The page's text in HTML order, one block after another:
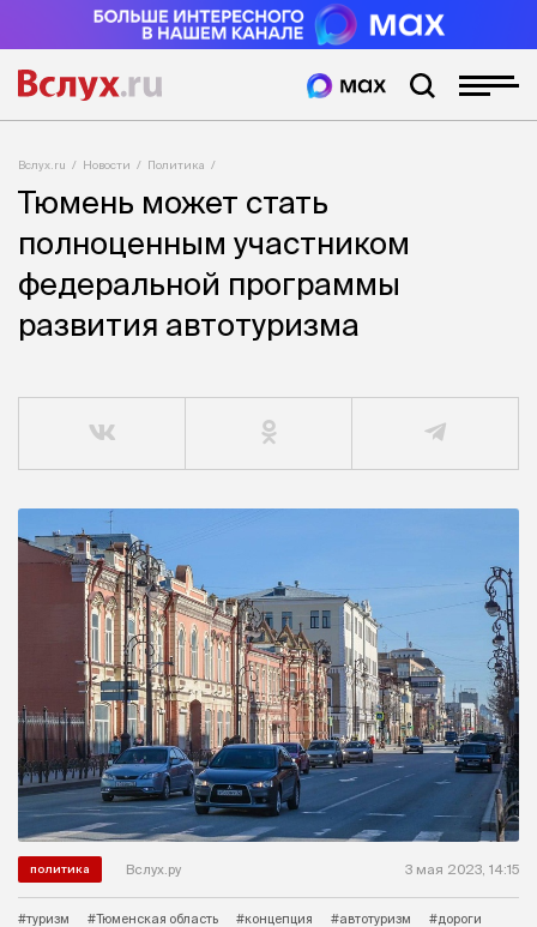
Вслух.ru Новости Политика
Тюмень может стать
полноценным участником
федеральной программы
развития автотуризма
политика Вслух.ру 3 мая 2023, 14:15
#туризм #Тюменская область #концепция #автотуризм
#дороги